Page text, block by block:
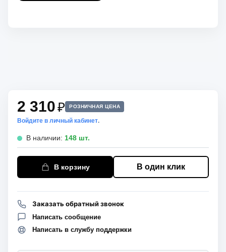
2 310₽ РОЗНИЧНАЯ ЦЕНА
Войдите в личный кабинет.
В наличии: 148 шт.
В корзину В один клик
Заказать обратный звонок
Написать сообщение
Написать в службу поддержки